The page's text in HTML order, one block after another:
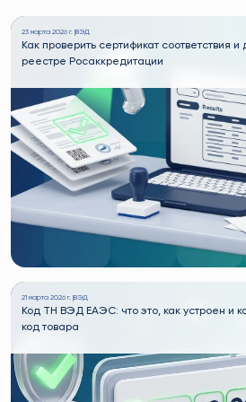
23 марта 2026 г. |ВЭД
Как проверить сертификат соответствия
реестре Росаккредитации
21 марта 2026 г. |ВЭД
Код ТН ВЭД ЕАЭС: что это, как устроен и
код товара